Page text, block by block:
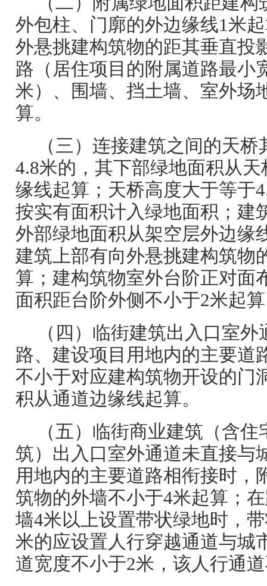
外包柱、门廓的外边缘线1米
外悬挑建构筑物的距其垂直投
路（居住项目的附属道路最小
米）、围墙、挡土墙、室外场
算。
（三）连接建筑之间的天
4.8米的，其下部绿地面积从
缘线起算；天桥高度大于等于
按实有面积计入绿地面积；建
外部绿地面积从架空层外边缘
建筑上部有向外悬挑建构筑物
算；建构筑物室外台阶正对面
面积距台阶外侧不小于2米起
（四）临街建筑出入口室
路、建设项目用地内的主要道
不小于对应建构筑物开设的门
积从通道边缘线起算。
（五）临街商业建筑（含
筑）出入口室外通道未直接与
用地内的主要道路相衔接时，
筑物的外墙不小于4米起算；
墙4米以上设置带状绿地时，
米的应设置人行穿越通道与城
道宽度不小于2米，该人行通